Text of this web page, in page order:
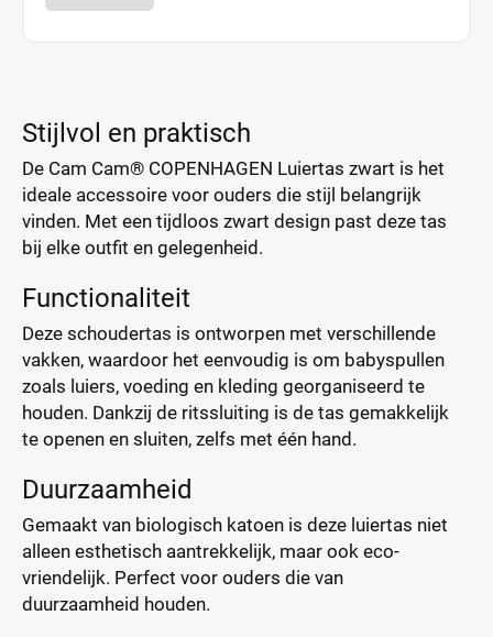
Stijlvol en praktisch
De Cam Cam® COPENHAGEN Luiertas zwart is het
ideale accessoire voor ouders die stijl belangrijk
vinden. Met een tijdloos zwart design past deze tas
bij elke outfit en gelegenheid.
Functionaliteit
Deze schoudertas is ontworpen met verschillende
vakken, waardoor het eenvoudig is om babyspullen
zoals luiers, voeding en kleding georganiseerd te
houden. Dankzij de ritssluiting is de tas gemakkelijk
te openen en sluiten, zelfs met één hand.
Duurzaamheid
Gemaakt van biologisch katoen is deze luiertas niet
alleen esthetisch aantrekkelijk, maar ook eco-
vriendelijk. Perfect voor ouders die van
duurzaamheid houden.